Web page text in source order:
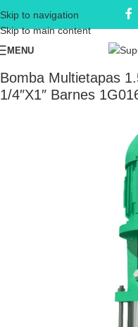
Skip to navigation
Skip to main content
MENU
Inicio Electrobombas -
Bomba Multietapas
1/4″X1″ Barnes